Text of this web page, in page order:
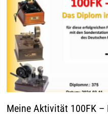
Meine Aktivität 100FK